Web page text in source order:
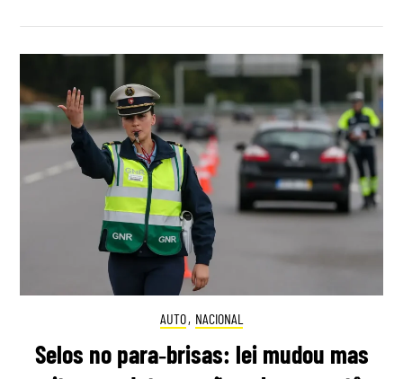
AUTO, NACIONAL
Selos no para‑brisas: lei mudou mas